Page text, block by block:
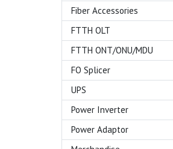
Fiber Accessories
FTTH OLT
FTTH ONT/ONU/MDU
FO Splicer
UPS
Power Inverter
Power Adaptor